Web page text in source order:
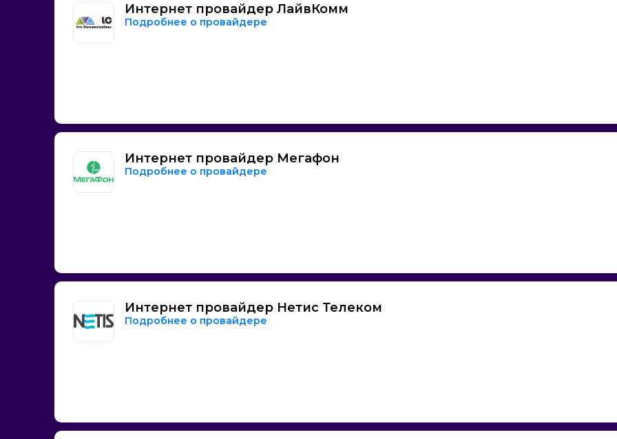
Интернет провайдер ЛайвКомм
Подробнее о провайдере
Интернет провайдер Мегафон
Подробнее о провайдере
Интернет провайдер Нетис Телеком
Подробнее о провайдере